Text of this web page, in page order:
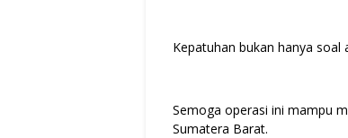
Kepatuhan bukan hanya soal
Semoga operasi ini mampu
Sumatera Barat.